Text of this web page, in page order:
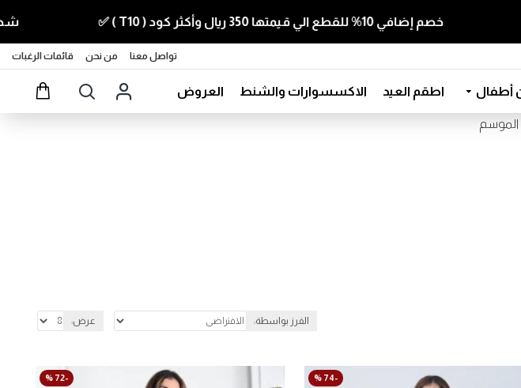
خصم إضافي 10% للقطع الي قيمتها 350 ريال وأكثر كود ( T10 ) ✅ شحن مجاني 499
تواصل معنا من نحن قائمات الرغبات
أطفال اطقم العيد الاكسسوارات والشنط العروض
الموسم
الفرز بواسطة: عرض:
-74 %
-72 %